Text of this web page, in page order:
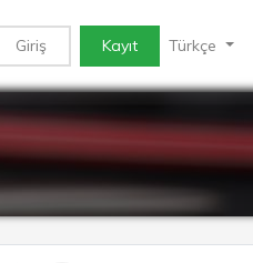
Giriş Kayıt Türkçe